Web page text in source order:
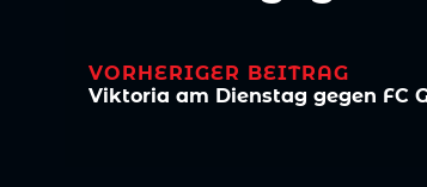
VORHERIGER BEITRAG
Viktoria am Dienstag gegen FC